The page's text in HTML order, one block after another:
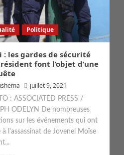
Politique
: les gardes de sécurité
font l’objet d’une
juillet 9, 2021
: ASSOCIATED PRESS /
ODELYN De nombreuses
sur les événements qui ont
à l'assassinat de Jovenel Moïse